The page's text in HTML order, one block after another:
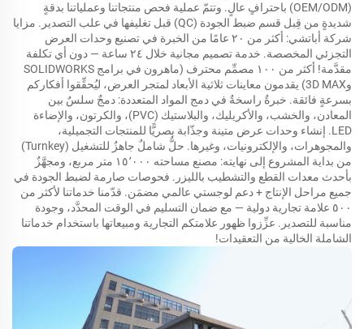
(OEM/ODM) باحترافٍ عالٍ. وتتمّ عملية فحص منتجاتنا وعملياتنا بدقةٍ
شديدةٍ من قِبل قسم ضبط الجودة (QC) قبل تغليفها في علب التصدير. مزايا
شركة أباتشي: أكثر من ٢٠ عامًا من الخبرة في تصنيع وحدات العرض
التجزئي المخصصة. خدمة تصميم مجانية خلال ٢٤ ساعة — دون أي تكلفة
مقدَّمة! أكثر من ١٠٠ مصمِّم محترف (ماهرون في برامج SOLIDWORKS
و3D MAX) يقدمون معاينات ثلاثية الأبعاد لمتجر العرض، ليُحقِّقوا أفكاركم
بسرعةٍ فائقة. خبرةٌ راسخةٌ في دمج المواد المتعددة: دمجٌ سلسٌ بين
المعادن، والخشب، والأكريليك، والبلاستيك (PVC)، والكرتون، والإضاءة
LED. إنشاء وحدات عرض متينة وجذّابة بصريًّا للمنتجات التجميلية،
والمجوهرات، والإلكترونيات، وغيرها. حلٌّ شاملٌ جاهزٌ للتشغيل (Turnkey)
من بداية المشروع إلى نهايته: مصنع مساحته ١٥٬٠٠٠ متر مربع، ومجهَّزٌ
بأحدث معدات القطع والتشطيب بالليزر. فحوصات صارمة لضبط الجودة في
جميع مراحل الإنتاج + دعم لوجستي عالمي مضمَن. قدّمنا خدماتنا لأكثر من
٥٠٠ علامة تجارية دولية — مع ضمان التسليم في الوقت المحدَّد، وجودة
مناسبة للتصدير. عزِّزوا ظهور علامتكم التجارية ومبيعاتها باستخدام خدماتنا
الشاملة الخالية من التعقيدات!